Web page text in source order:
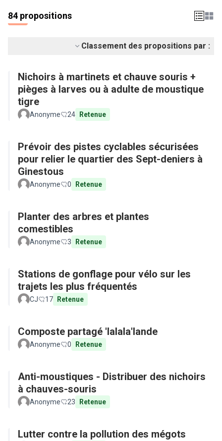
84 propositions
Classement des propositions par :
Nichoirs à martinets et chauve souris +
pièges à larves ou à adulte de moustique
tigre
Anonyme 24 Retenue
Prévoir des pistes cyclables sécurisées
pour relier le quartier des Sept-deniers à
Ginestous
Anonyme 0 Retenue
Planter des arbres et plantes
comestibles
Anonyme 3 Retenue
Stations de gonflage pour vélo sur les
trajets les plus fréquentés
CJ 17 Retenue
Composte partagé 'lalala'lande
Anonyme 0 Retenue
Anti-moustiques - Distribuer des nichoirs
à chauves-souris
Anonyme 23 Retenue
Lutter contre la pollution des mégots